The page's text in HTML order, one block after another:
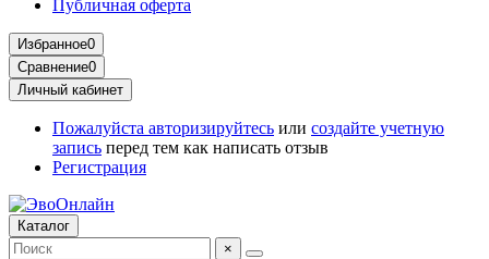
Публичная оферта
Избранное0
Сравнение0
Личный кабинет
Пожалуйста авторизируйтесь или создайте учетную
запись перед тем как написать отзыв
Регистрация
Каталог
×